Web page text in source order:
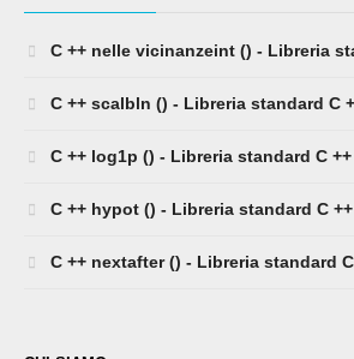
C ++ nelle vicinanzeint () - Libreria
C ++ scalbln () - Libreria standard C
C ++ log1p () - Libreria standard C ++
C ++ hypot () - Libreria standard C ++
C ++ nextafter () - Libreria standard